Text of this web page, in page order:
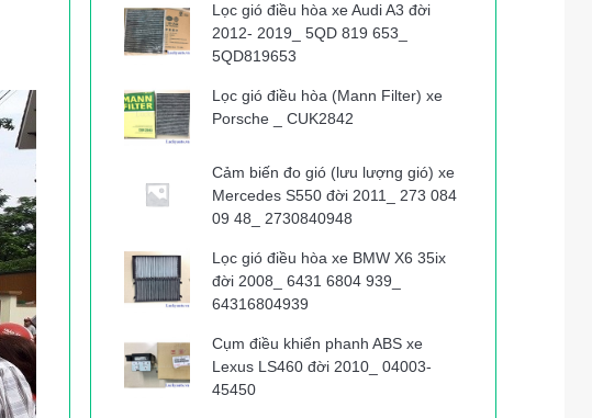
Lọc gió điều hòa xe Audi A3 đời
2012- 2019_ 5QD 819 653_
5QD819653
Lọc gió điều hòa (Mann Filter) xe
Porsche _ CUK2842
Cảm biến đo gió (lưu lượng gió) xe
Mercedes S550 đời 2011_ 273 084
09 48_ 2730840948
Lọc gió điều hòa xe BMW X6 35ix
đời 2008_ 6431 6804 939_
64316804939
Cụm điều khiển phanh ABS xe
Lexus LS460 đời 2010_ 04003-
45450